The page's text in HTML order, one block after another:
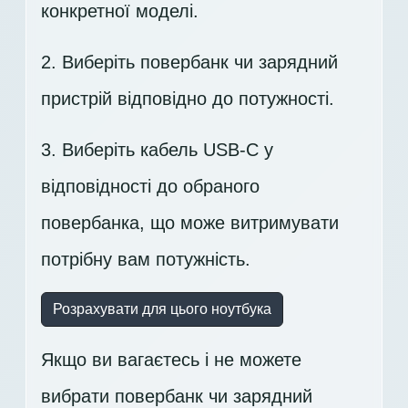
конкретної моделі.
2. Виберіть повербанк чи зарядний
пристрій відповідно до потужності.
3. Виберіть кабель USB-C у
відповідності до обраного
повербанка, що може витримувати
потрібну вам потужність.
Розрахувати для цього ноутбука
Якщо ви вагаєтесь і не можете
вибрати повербанк чи зарядний